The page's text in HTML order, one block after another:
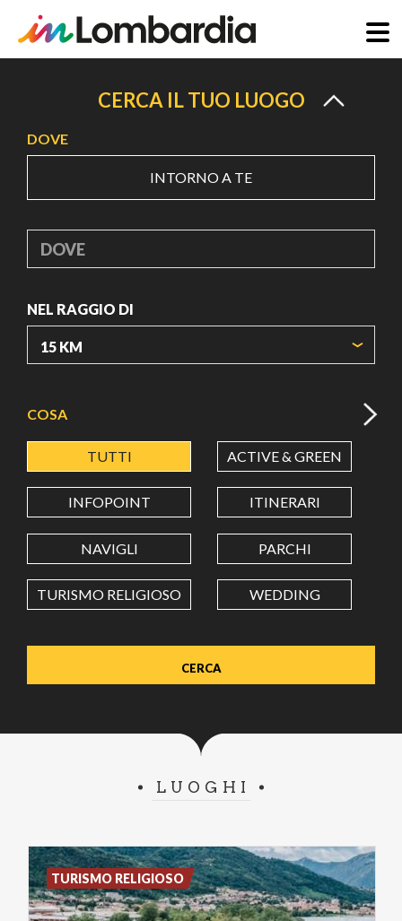
principale
CERCA IL TUO LUOGO
DOVE
INTORNO A TE
DOVE
NEL RAGGIO DI
LATITUDINE
LONGITUDINE
Value in decimal degrees. Use dot (.) as decimal separator.
COSA
TUTTI ACTIVE & GREEN
INFOPOINT ITINERARI
NAVIGLI PARCHI
TURISMO RELIGIOSO WEDDING
LUOGHI
TURISMO RELIGIOSO